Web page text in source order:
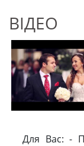
ВІДЕО
Для Вас: -